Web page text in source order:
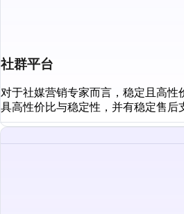
社群平台
对于社媒营销专家而言，稳定且高
具高性价比与稳定性，并有稳定售后